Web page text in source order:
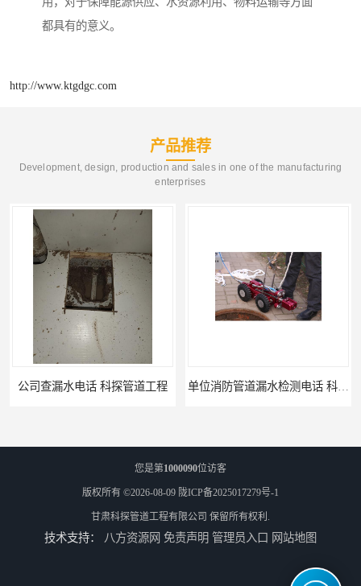
都具有的意义。
http://www.ktgdgc.com
产品推荐
Development, design, production and sales in one of the manufacturing
enterprises
公司查漏水电话 科探管道工程 单位消防管道漏水检测电话 科探管道工程
您是第1000090位访客
版权所有 ©2026-08-09 陇ICP备2025017279号-1
甘肃科探管道工程有限公司 保留所有权利.
技术支持： 八方资源网 免责声明 管理员入口 网站地图